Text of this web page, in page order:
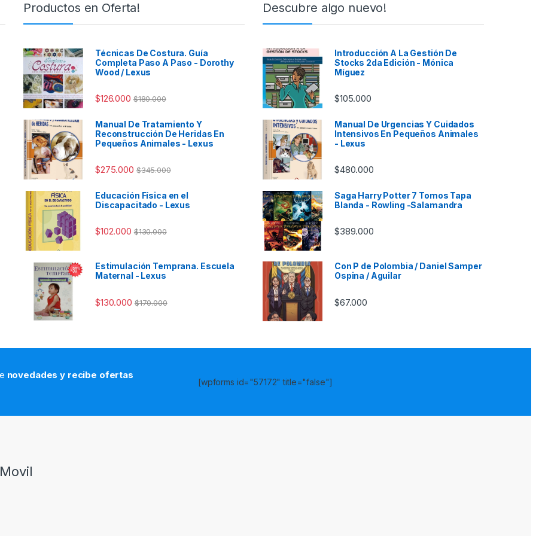
Productos en Oferta!
Técnicas De Costura. Guía
Completa Paso A Paso - Dorothy
Wood / Lexus
$126.000 $180.000
Manual De Tratamiento Y
Reconstrucción De Heridas En
Pequeños Animales - Lexus
$275.000 $345.000
Educación Física en el
Discapacitado - Lexus
$102.000 $130.000
Estimulación Temprana. Escuela
Maternal - Lexus
$130.000 $170.000
Descubre algo nuevo!
Introducción A La Gestión De
Stocks 2da Edición - Mónica
Míguez
$105.000
Manual De Urgencias Y Cuidados
Intensivos En Pequeños Animales
- Lexus
$480.000
Saga Harry Potter 7 Tomos Tapa
Blanda - Rowling -Salamandra
$389.000
Con P de Polombia / Daniel Samper
Ospina / Aguilar
$67.000
novedades y recibe ofertas
[wpforms id="57172" title="false"]